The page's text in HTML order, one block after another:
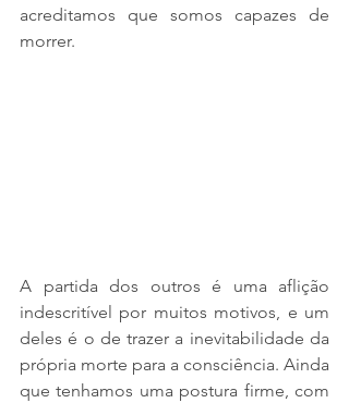
acreditamos que somos capazes de
morrer.
A partida dos outros é uma aflição
indescritível por muitos motivos, e um
deles é o de trazer a inevitabilidade da
própria morte para a consciência. Ainda
que tenhamos uma postura firme, com